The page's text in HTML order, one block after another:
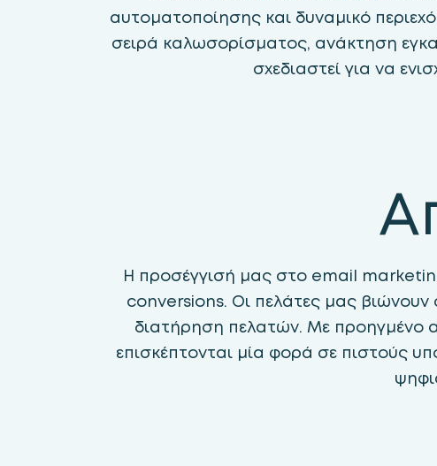
αυτοματοποίησης και δυναμικό
σειρά καλωσορίσματος, ανάκτηση
σχεδιαστεί για να
Η προσέγγισή μας στο email
conversions. Οι πελάτες μας
διατήρηση πελατών. Με προηγμένο
επισκέπτονται μία φορά σε πιστούς